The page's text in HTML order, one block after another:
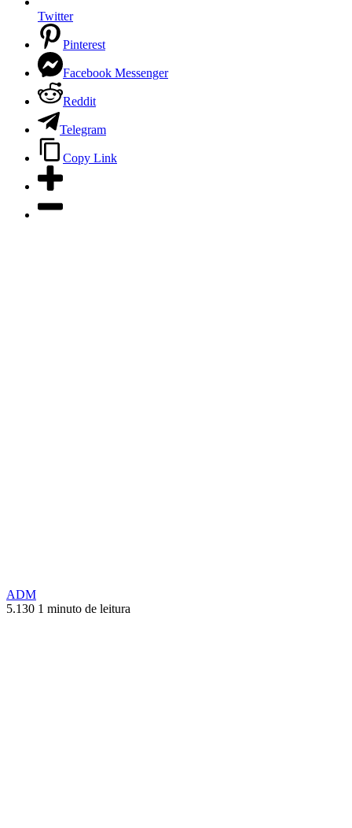
Twitter
Pinterest
Facebook Messenger
Reddit
Telegram
Copy Link
ADM
5.130 1 minuto de leitura